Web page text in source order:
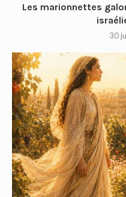
Les marionnettes
30